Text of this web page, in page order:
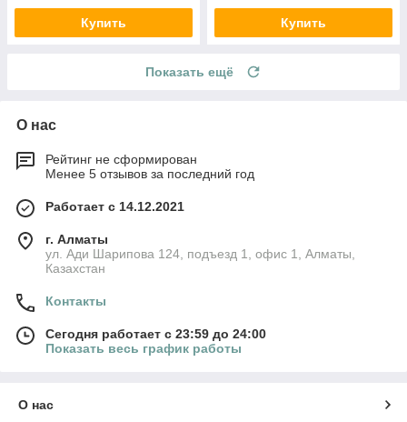
Купить Купить
Показать ещё
О нас
Рейтинг не сформирован
Менее 5 отзывов за последний год
Работает с 14.12.2021
г. Алматы
ул. Ади Шарипова 124, подъезд 1, офис 1, Алматы,
Казахстан
Контакты
Сегодня работает с 23:59 до 24:00
Показать весь график работы
О нас